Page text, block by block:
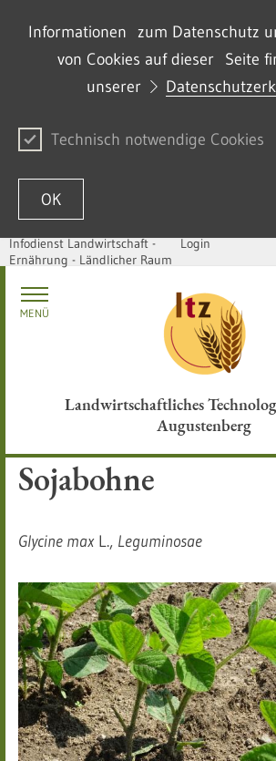
Informationen zum Datenschutz
von Cookies auf dieser Seite
unserer
Technisch notwendige Cookies
OK
Zum Inhalt springen
Infodienst Landwirtschaft -
Ernährung - Ländlicher Raum
Login
Landwirtschaftliches
Augustenberg
MENÜ
Sojabohne
Glycine maxL., Leguminosae​